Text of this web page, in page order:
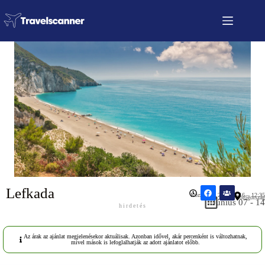
Június 07 - 14
Közzétéve: 2026.05.16 – 12:35
Görögország
Lefkada
hirdetés
Az árak az ajánlat megjelenésekor aktuálisak. Azonban idővel, akár percenként is változhatnak,
mivel mások is lefoglalhatják az adott ajánlatot előbb.